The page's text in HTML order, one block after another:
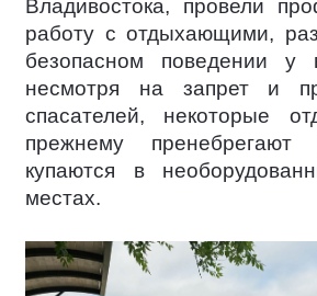
Владивостока, провели
работу с отдыхающими,
безопасном поведении у
несмотря на запрет и
спасателей, некоторые
прежнему
купаются в
местах.